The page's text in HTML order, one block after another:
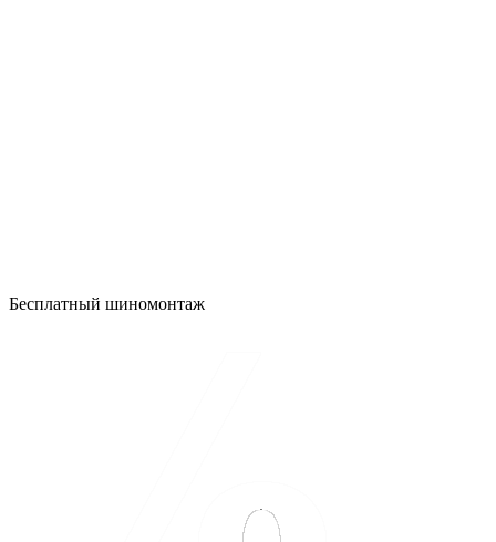
Бесплатный шиномонтаж